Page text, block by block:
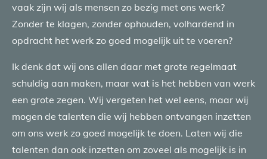
vaak zijn wij als mensen zo bezig met ons werk?
Zonder te klagen, zonder ophouden, volhardend in
opdracht het werk zo goed mogelijk uit te voeren?
Ik denk dat wij ons allen daar met grote regelmaat
schuldig aan maken, maar wat is het hebben van werk
een grote zegen. Wij vergeten het wel eens, maar wij
mogen de talenten die wij hebben ontvangen inzetten
om ons werk zo goed mogelijk te doen. Laten wij die
talenten dan ook inzetten om zoveel als mogelijk is in